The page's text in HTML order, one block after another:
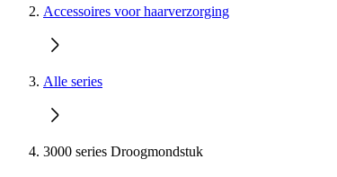
Accessoires voor haarverzorging
Alle series
3000 series Droogmondstuk